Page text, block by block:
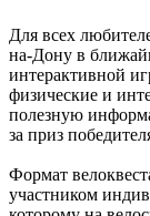
Для всех
на-Дону в
интерактивной
физические и
полезную
за приз
Формат
участником